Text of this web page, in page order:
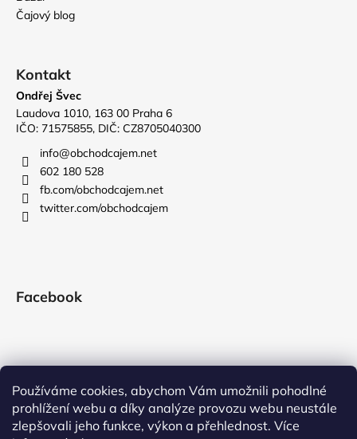
Používáme cookies, abychom Vám umožnili pohodlné
prohlížení webu a díky analýze provozu webu neustále
zlepšovali jeho funkce, výkon a přehlednost. Více
Čajový blog
Kontakt
Ondřej Švec
Laudova 1010, 163 00 Praha 6
IČO: 71575855, DIČ: CZ8705040300
info@obchodcajem.net
602 180 528
fb.com/obchodcajem.net
twitter.com/obchodcajem
Facebook